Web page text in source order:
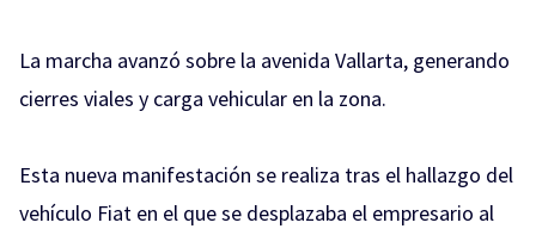
La marcha avanzó sobre la avenida Vallarta, generando
cierres viales y carga vehicular en la zona.
Esta nueva manifestación se realiza tras el hallazgo del
vehículo Fiat en el que se desplazaba el empresario al